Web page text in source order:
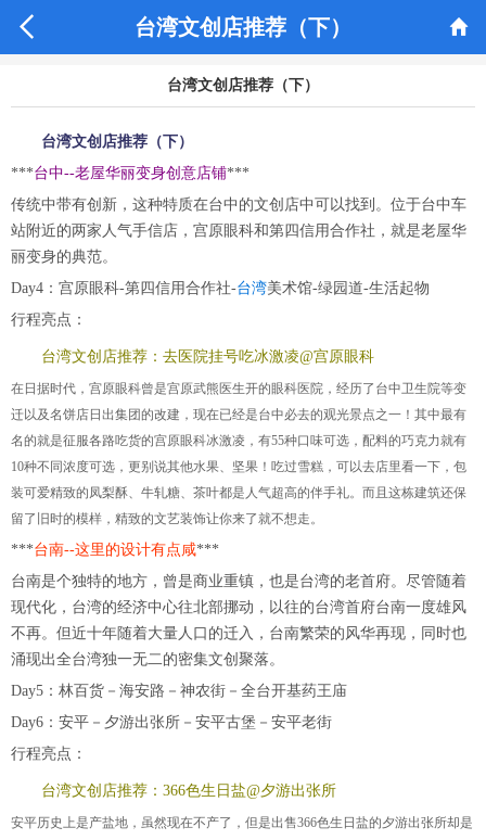
 台湾文创店推荐（下） 
台湾文创店推荐（下）
台湾文创店推荐（下）
***台中--老屋华丽变身创意店铺***
传统中带有创新，这种特质在台中的文创店中可以找到。位于台中车
站附近的两家人气手信店，宫原眼科和第四信用合作社，就是老屋华
丽变身的典范。
Day4：宫原眼科-第四信用合作社-台湾美术馆-绿园道-生活起物
行程亮点：
台湾文创店推荐：去医院挂号吃冰激凌@宫原眼科
在日据时代，宫原眼科曾是宫原武熊医生开的眼科医院，经历了台中卫生院等变
迁以及名饼店日出集团的改建，现在已经是台中必去的观光景点之一！其中最有
名的就是征服各路吃货的宫原眼科冰激凌，有55种口味可选，配料的巧克力就有
10种不同浓度可选，更别说其他水果、坚果！吃过雪糕，可以去店里看一下，包
装可爱精致的凤梨酥、牛轧糖、茶叶都是人气超高的伴手礼。而且这栋建筑还保
留了旧时的模样，精致的文艺装饰让你来了就不想走。
***台南--这里的设计有点咸***
台南是个独特的地方，曾是商业重镇，也是台湾的老首府。尽管随着
现代化，台湾的经济中心往北部挪动，以往的台湾首府台南一度雄风
不再。但近十年随着大量人口的迁入，台南繁荣的风华再现，同时也
涌现出全台湾独一无二的密集文创聚落。
Day5：林百货－海安路－神农街－全台开基药王庙
Day6：安平－夕游出张所－安平古堡－安平老街
行程亮点：
台湾文创店推荐：366色生日盐@夕游出张所
安平历史上是产盐地，虽然现在不产了，但是出售366色生日盐的夕游出张所却是